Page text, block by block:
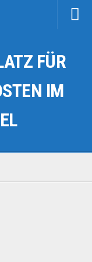
FÜR
IM